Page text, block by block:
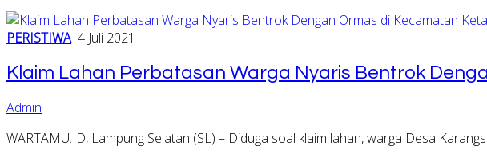
PERISTIWA 4 Juli 2021
Klaim Lahan Perbatasan Warga Nyaris Bentrok
Admin
WARTAMU.ID, Lampung Selatan (SL) – Diduga soal klaim lahan, warga Desa